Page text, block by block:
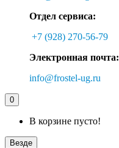
Отдел сервиса:
+7 (928) 270-56-79
Электронная почта:
info@frostel-ug.ru
0
В корзине пусто!
Везде